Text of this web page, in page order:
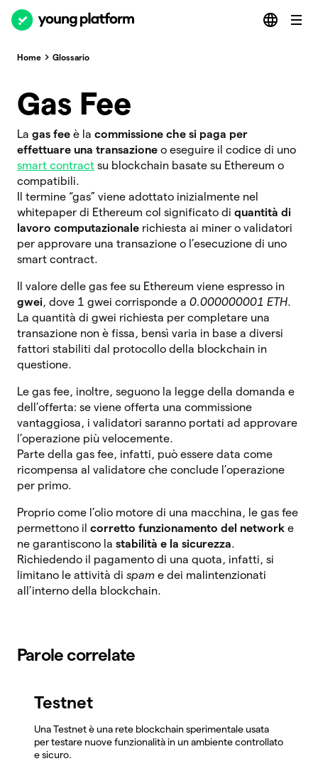
Home Glossario
Gas Fee
La gas fee è la commissione che si paga per
effettuare una transazione o eseguire il codice di uno
smart contract su blockchain basate su Ethereum o
compatibili.
Il termine “gas” viene adottato inizialmente nel
whitepaper di Ethereum col significato di quantità di
lavoro computazionale richiesta ai miner o validatori
per approvare una transazione o l’esecuzione di uno
smart contract.
Il valore delle gas fee su Ethereum viene espresso in
gwei, dove 1 gwei corrisponde a 0.000000001 ETH.
La quantità di gwei richiesta per completare una
transazione non è fissa, bensì varia in base a diversi
fattori stabiliti dal protocollo della blockchain in
questione.
Le gas fee, inoltre, seguono la legge della domanda e
dell’offerta: se viene offerta una commissione
vantaggiosa, i validatori saranno portati ad approvare
l’operazione più velocemente.
Parte della gas fee, infatti, può essere data come
ricompensa al validatore che conclude l’operazione
per primo.
Proprio come l’olio motore di una macchina, le gas fee
permettono il corretto funzionamento del network e
ne garantiscono la stabilità e la sicurezza.
Richiedendo il pagamento di una quota, infatti, si
limitano le attività di spam e dei malintenzionati
all’interno della blockchain.
Parole correlate
Testnet
Una Testnet è una rete blockchain sperimentale usata
per testare nuove funzionalità in un ambiente controllato
e sicuro.